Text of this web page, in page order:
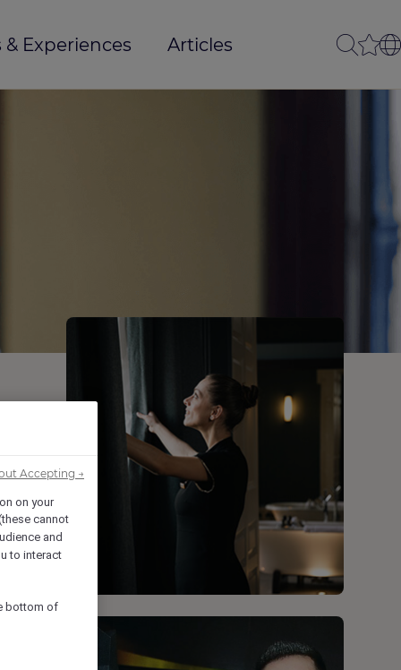
Experiences Articles
on your
cannot
and
to interact
bottom of
Accepting →